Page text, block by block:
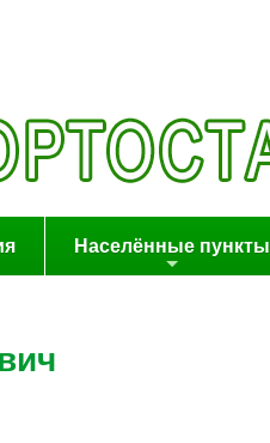
Населённые пункты